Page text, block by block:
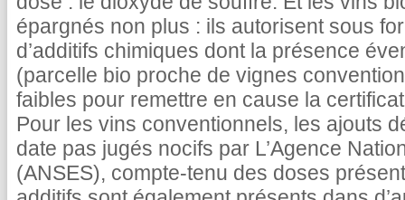
épargnés non plus : ils autorisent sous
d’additifs chimiques dont la présence
(parcelle bio proche de vignes
faibles pour remettre en cause la
Pour les vins conventionnels, les ajouts
date pas jugés nocifs par L’Agence
(ANSES), compte-tenu des doses